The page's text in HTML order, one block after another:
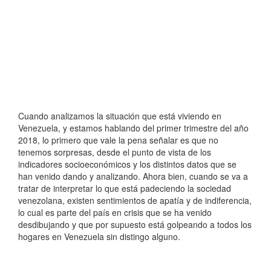
Cuando analizamos la situación que está viviendo en
Venezuela, y estamos hablando del primer trimestre del año
2018, lo primero que vale la pena señalar es que no
tenemos sorpresas, desde el punto de vista de los
indicadores socioeconómicos y los distintos datos que se
han venido dando y analizando. Ahora bien, cuando se va a
tratar de interpretar lo que está padeciendo la sociedad
venezolana, existen sentimientos de apatía y de indiferencia,
lo cual es parte del país en crisis que se ha venido
desdibujando y que por supuesto está golpeando a todos los
hogares en Venezuela sin distingo alguno.